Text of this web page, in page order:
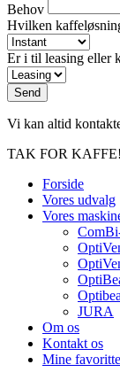
Behov
Hvilken
Er i til leasing eller
Send
Vi kan altid
TAK FOR KAFFE!
Forside
Vores udvalg
Vores
JURA
Om os
Kontakt os
Mine